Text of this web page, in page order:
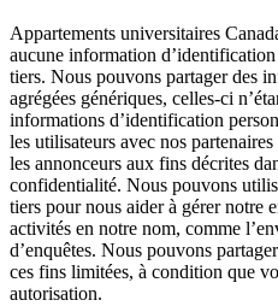
Appartements universitaires
aucune information
tiers. Nous pouvons partager des
agrégées génériques, celles-ci
informations d’identification
les utilisateurs avec nos
les annonceurs aux fins décrites
confidentialité. Nous pouvons
tiers pour nous aider à gérer notre
activités en notre nom, comme
d’enquêtes. Nous pouvons
ces fins limitées, à condition que
autorisation.